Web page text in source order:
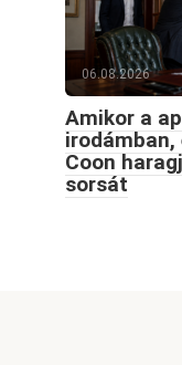
06.08.2026
Amikor a
irodámban,
Coon
sorsát